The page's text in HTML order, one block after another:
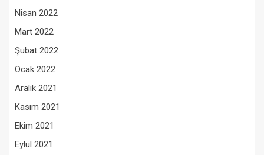
Nisan 2022
Mart 2022
Şubat 2022
Ocak 2022
Aralık 2021
Kasım 2021
Ekim 2021
Eylül 2021